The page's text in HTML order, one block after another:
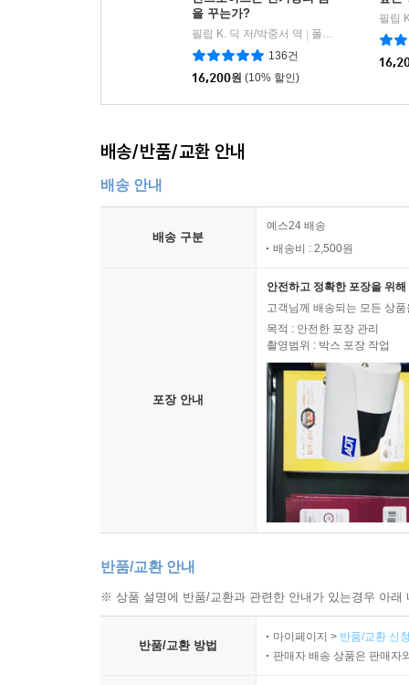
을 꾸는가?
필립 K. 딕 저/박중서 역
폴라북스
136건
16,200원 (10% 할인)
필립
배송/반품/교환 안내
배송 안내
배송 구분
예스24 배송
배송비 : 2,500원
포장 안내
안전하고 정확한 포장을 위
고객님께 배송되는 모든 상
목적 : 안전한 포장 관리
촬영범위 : 박스 포장 작업
반품/교환 안내
※ 상품 설명에 반품/교환과 관련한 안내가 있는경우 아
반품/교환 방법
마이페이지 > 반품/교환 신
판매자 배송 상품은 판매자